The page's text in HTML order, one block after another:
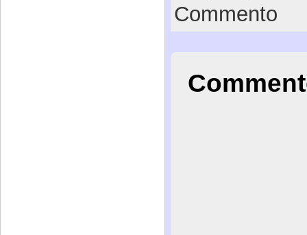
Commento